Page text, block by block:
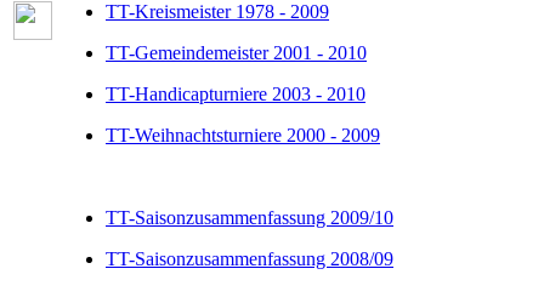
TT-Kreismeister 1978 - 2009
TT-Gemeindemeister 2001 - 2010
TT-Handicapturniere 2003 - 2010
TT-Weihnachtsturniere 2000 - 2009
TT-Saisonzusammenfassung 2009/10
TT-Saisonzusammenfassung 2008/09